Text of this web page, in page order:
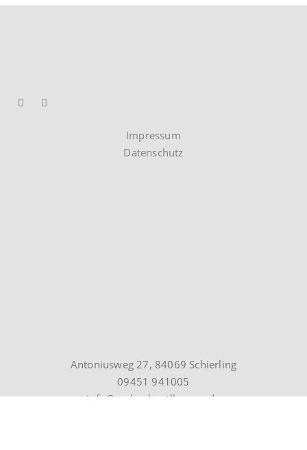
Antoniusweg 27, 84069 Schierling
09451 941005
info@verlag-beutlhauser.de
Impressum
Datenschutz